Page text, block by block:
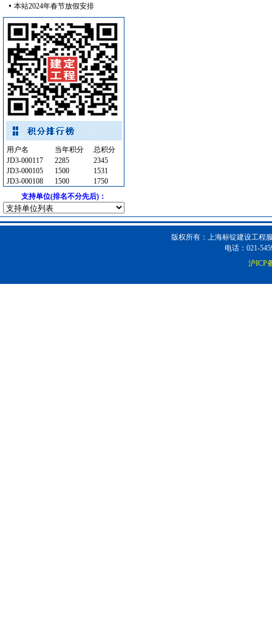
材耐磨砖 [采购中]
电线电缆 [采购中]
供水设备 [采购中]
油漆涂料 [采购中]
水泵房
[采购中]
水泵 [采购中]
石英灯 [采购中]
水泵 [采购中]
石材木材 [采购中]
油漆涂料 [采购中]
外墙装饰
[采购中]
室内给排水 [采购中]
灯盘 [采购中]
仿古砖 [采购中]
装饰石材 [采购中]
本站2024年春节放假安排
用户名 当年积分
总积分
JD3-000117
2285
2345
JD3-000105
1500
1531
JD3-000108
1500
1750
支持单位(排名不分先后)：
版权所有：上海标锭建设工程
电话：021-
沪ICP